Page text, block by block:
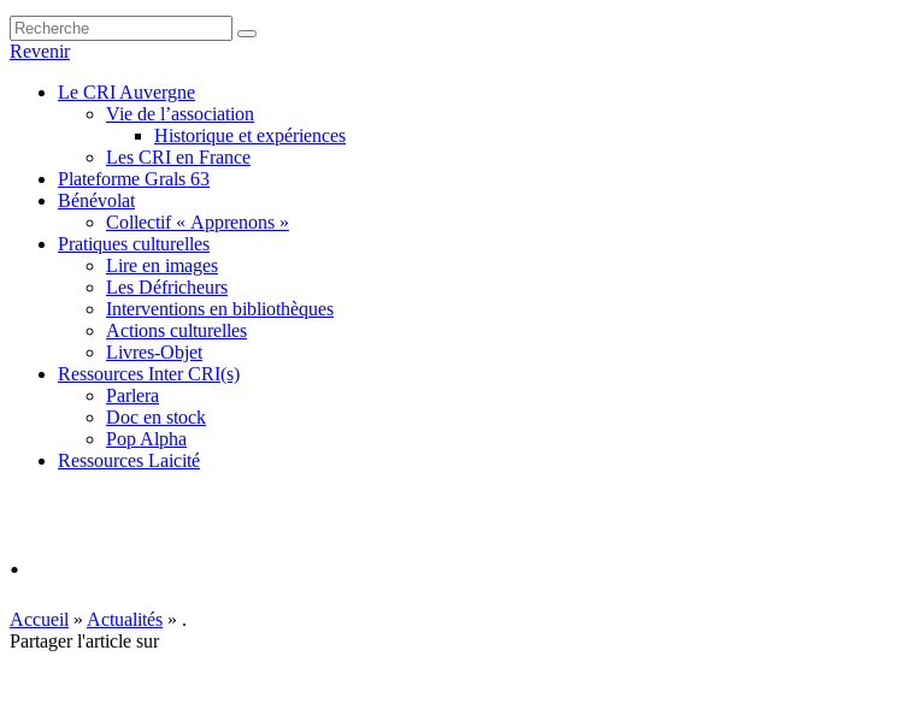
Revenir
Le CRI Auvergne
Vie de l’association
Historique et expériences
Les CRI en France
Plateforme Grals 63
Bénévolat
Collectif « Apprenons »
Pratiques culturelles
Lire en images
Les Défricheurs
Interventions en bibliothèques
Actions culturelles
Livres-Objet
Ressources Inter CRI(s)
Parlera
Doc en stock
Pop Alpha
Ressources Laicité
.
Accueil » Actualités » .
Partager l'article sur